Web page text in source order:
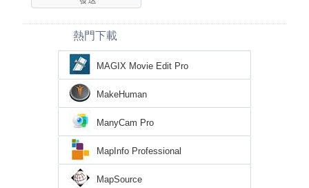
熱門下載
MAGIX Movie Edit Pro
MakeHuman
ManyCam Pro
MapInfo Professional
MapSource